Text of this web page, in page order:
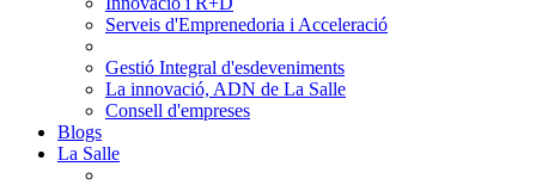
Serveis d'Emprenedoria i Acceleració
Gestió Integral d'esdeveniments
La innovació, ADN de La Salle
Consell d'empreses
Blogs
La Salle